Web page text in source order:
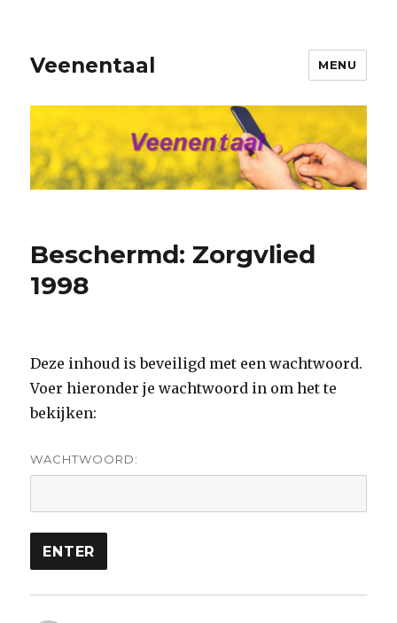
Veenentaal MENU
Beschermd: Zorgvlied
1998
Deze inhoud is beveiligd met een wachtwoord.
Voer hieronder je wachtwoord in om het te
bekijken:
WACHTWOORD: